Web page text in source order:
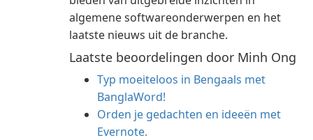
algemene softwareonderwerpen en het
laatste nieuws uit de branche.
Laatste beoordelingen door Minh Ong
Typ moeiteloos in Bengaals met
BanglaWord!
Orden je gedachten en ideeën met
Evernote.